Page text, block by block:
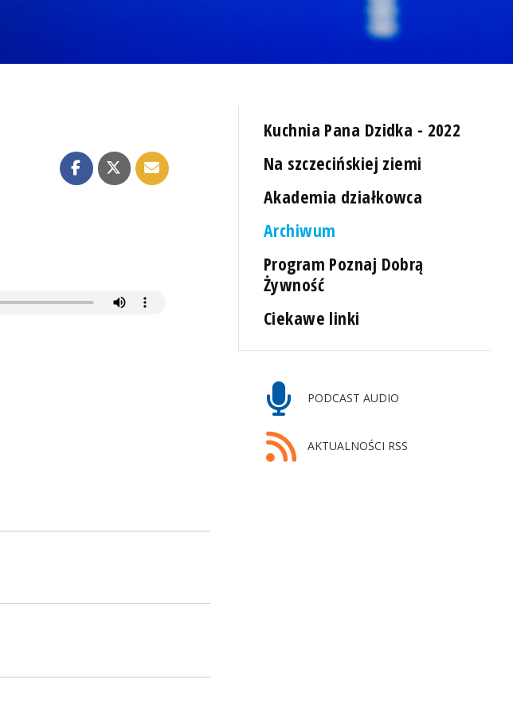
Kuchnia Pana Dzidka - 2022
Na szczecińskiej ziemi
Akademia działkowca
Archiwum
Program Poznaj Dobrą
Żywność
Ciekawe linki
PODCAST AUDIO
AKTUALNOŚCI RSS